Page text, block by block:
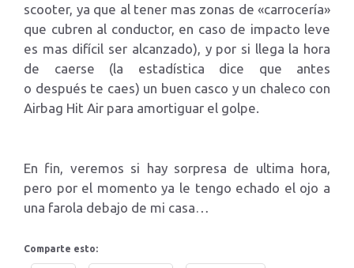
scooter, ya que al tener mas zonas de «carrocería»
que cubren al conductor, en caso de impacto leve
es mas difícil ser alcanzado), y por si llega la hora
de caerse (la estadística dice que antes
o después te caes) un buen casco y un chaleco con
Airbag Hit Air para amortiguar el golpe.
En fin, veremos si hay sorpresa de ultima hora,
pero por el momento ya le tengo echado el ojo a
una farola debajo de mi casa…
Comparte esto: